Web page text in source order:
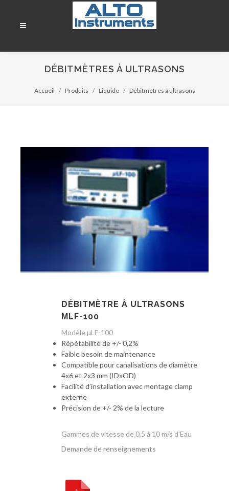
DÉBITMÈTRES À ULTRASONS
Accueil Produits Liquide Débitmètres à ultrasons
DÉBITMÈTRE À ULTRASONS
ΜLF-100
Modèle µLF-100
Répétabilité de +/- 0,2%
Faible besoin de maintenance
Compatible pour canalisations de diamètre
4x6 et 2x3 mm (IDxOD)
Facilité d’installation avec montage clamp
externe
Précision de +/- 2% de la lecture
Gammes de vitesse de 0,5 à 10 m/s d’Eau
Demande de renseignements